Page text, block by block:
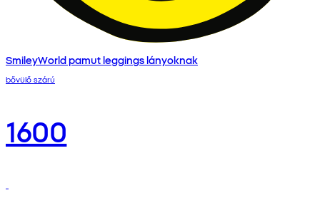
SmileyWorld pamut leggings lányoknak
bővülő szárú
1600